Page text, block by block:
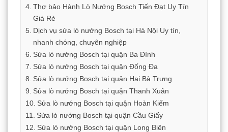
Thợ bảo Hành Lò Nướng Bosch Tiến Đạt Uy Tín
Giá Rẻ
Dịch vụ sửa lò nướng Bosch tại Hà Nội Uy tín,
nhanh chóng, chuyên nghiệp
Sửa lò nướng Bosch tại quận Ba Đình
Sửa lò nướng Bosch tại quận Đống Đa
Sửa lò nướng Bosch tại quận Hai Bà Trưng
Sửa lò nướng Bosch tại quận Thanh Xuân
Sửa lò nướng Bosch tại quận Hoàn Kiếm
Sửa lò nướng Bosch tại quận Cầu Giấy
Sửa lò nướng Bosch tại quận Long Biên